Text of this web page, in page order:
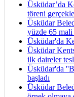
Üsküdar’da
töreni
Üsküdar
yüzde 65 mali
Üsküdar'da
Üsküdar
ilk daireler
Üsküdar'da
başladı
Üsküdar